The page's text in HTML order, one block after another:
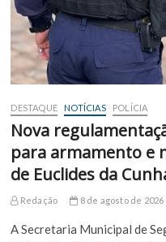
DESTAQUE NOTÍCIAS POLÍCIA
Nova
para armamento e
de Euclides da
Redação 8 de agosto de 2026
A Secretaria Municipal de